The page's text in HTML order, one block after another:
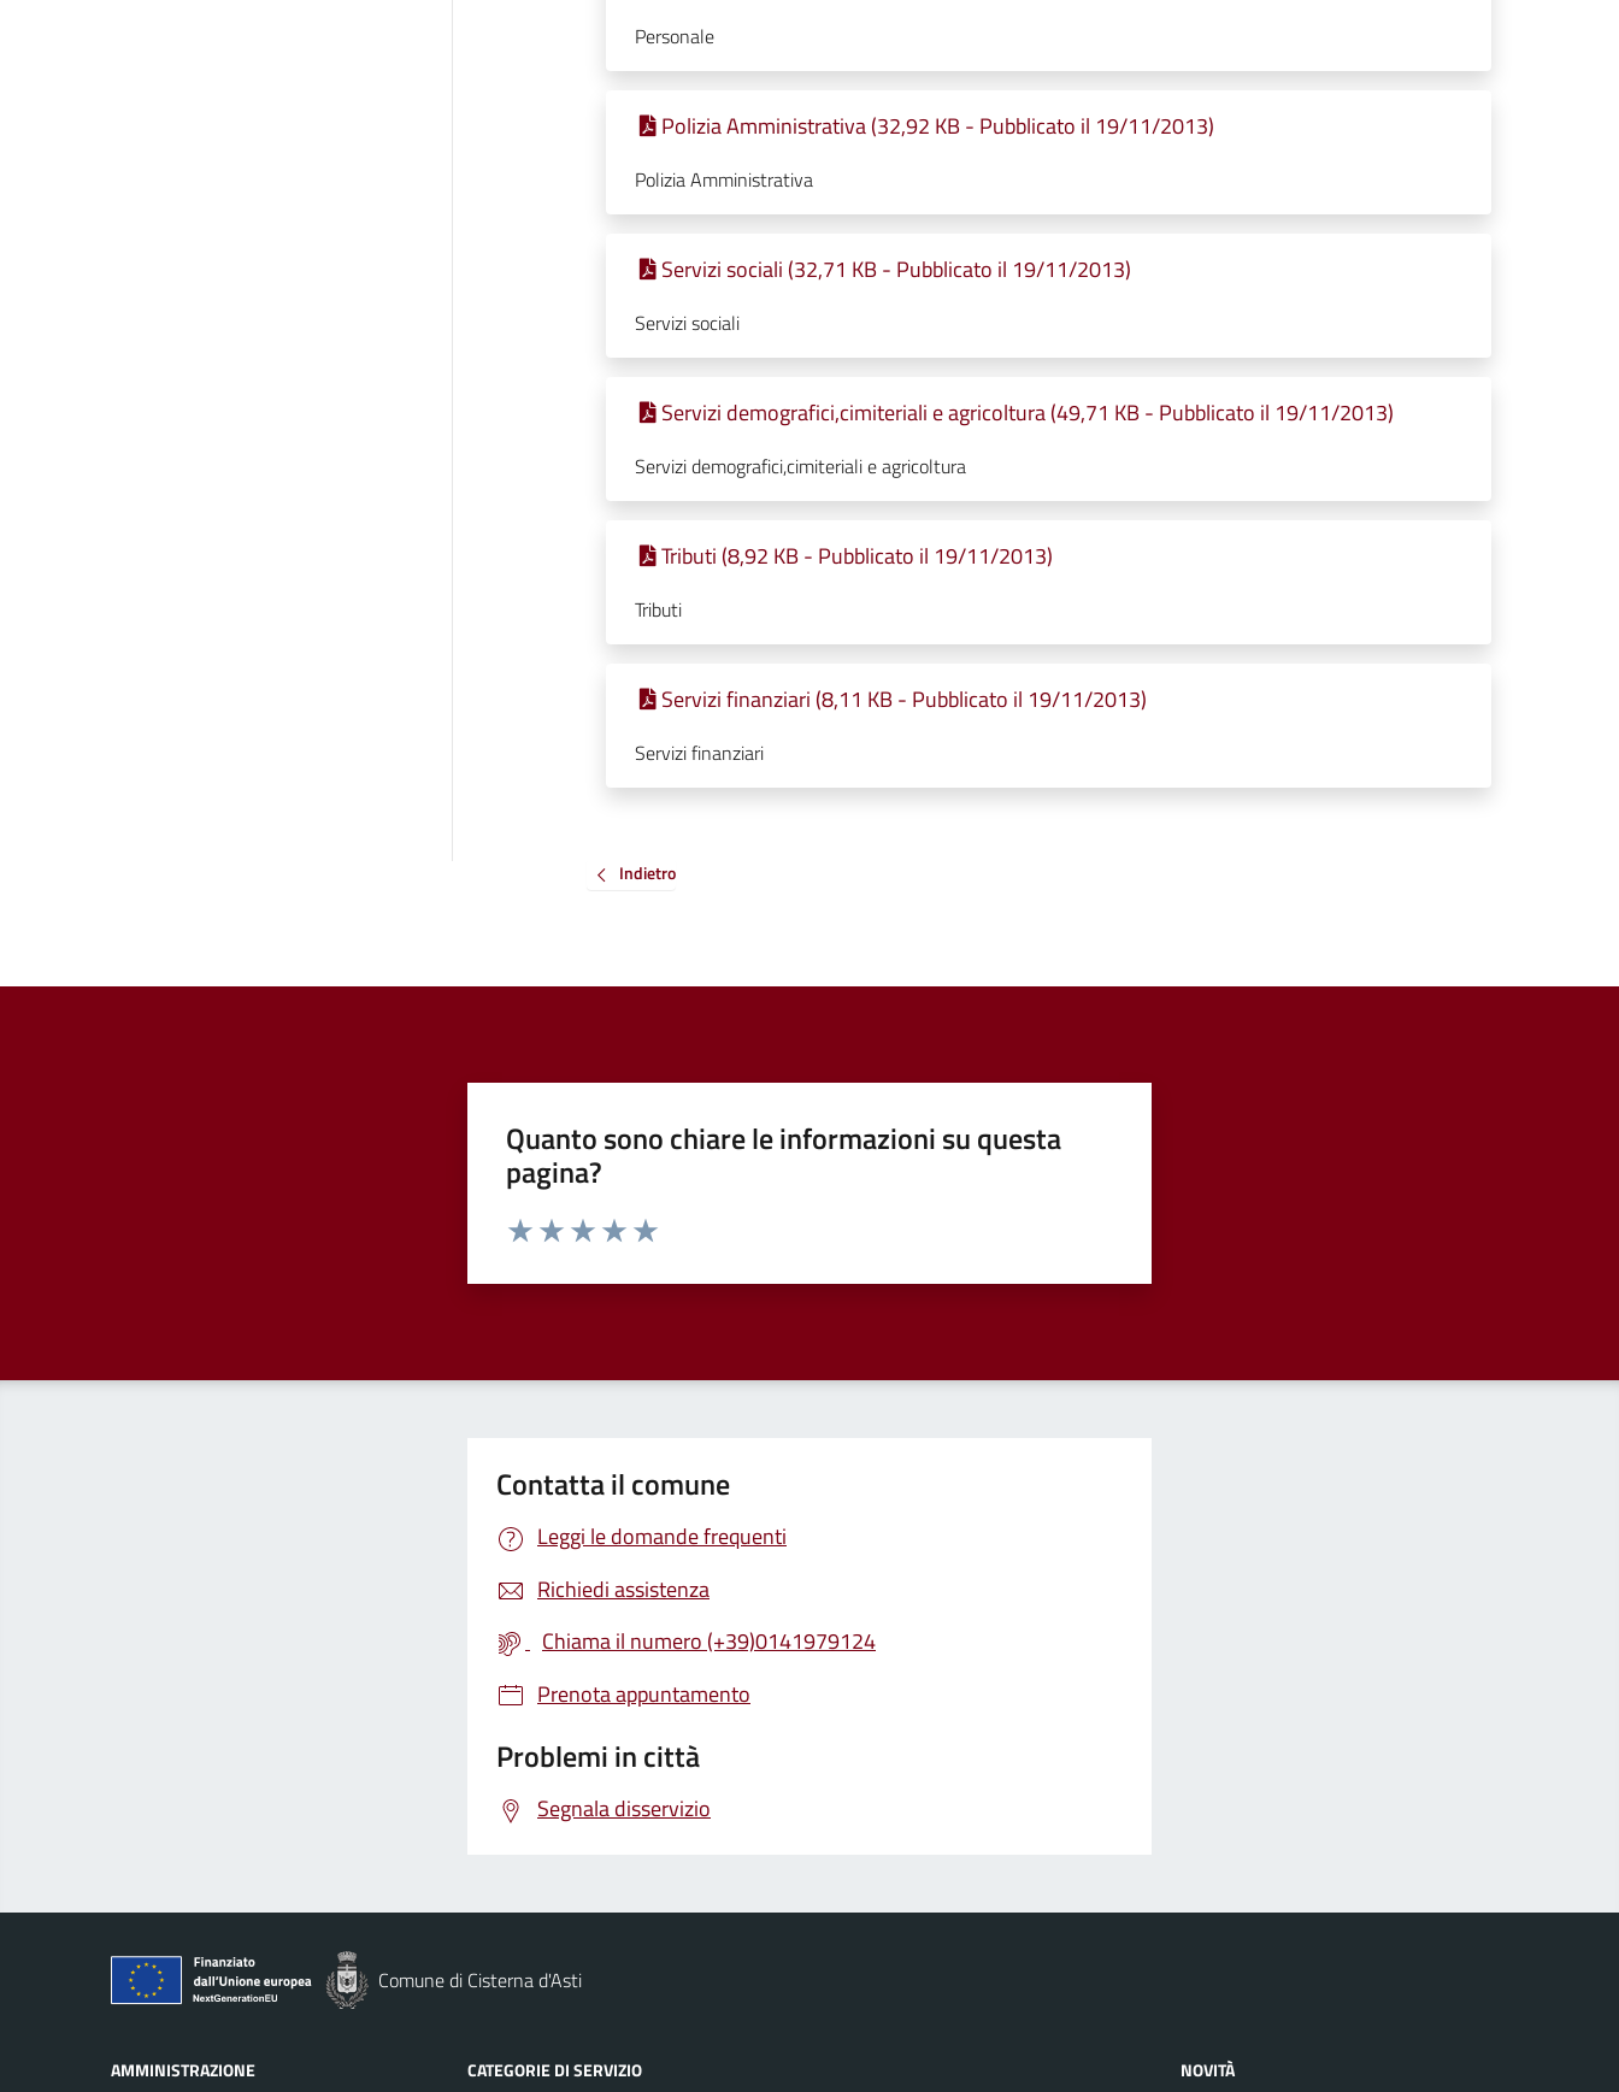
Personale
Polizia Amministrativa (32,92 KB - Pubblicato il 19/11/2013)
Polizia Amministrativa
Servizi sociali (32,71 KB - Pubblicato il 19/11/2013)
Servizi sociali
Servizi demografici,cimiteriali e agricoltura (49,71 KB - Pubblicato il 19/11/2013)
Servizi demografici,cimiteriali e agricoltura
Tributi (8,92 KB - Pubblicato il 19/11/2013)
Tributi
Servizi finanziari (8,11 KB - Pubblicato il 19/11/2013)
Servizi finanziari
Indietro
Quanto sono chiare le informazioni su questa
pagina?
Valuta da 1 a 5 stelle la pagina
Contatta il comune
Leggi le domande frequenti
Richiedi assistenza
Chiama il numero (+39)0141979124
Prenota appuntamento
Problemi in città
Segnala disservizio
Comune di Cisterna d'Asti
AMMINISTRAZIONE CATEGORIE DI SERVIZIO NOVITÀ